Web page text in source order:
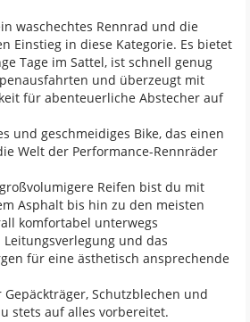
waschechtes Rennrad und die
Einstieg in diese Kategorie. Es bietet
Tage im Sattel, ist schnell genug
und überzeugt mit
für abenteuerliche Abstecher auf
und geschmeidiges Bike, das einen
Welt der Performance-Rennräder
Reifen bist du mit
Asphalt bis hin zu den meisten
komfortabel unterwegs
und das
für eine ästhetisch ansprechende
Schutzblechen und
stets auf alles vorbereitet.